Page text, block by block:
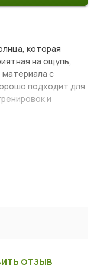
которая
на ощупь,
материала с
подходит для
и
ОТЗЫВ